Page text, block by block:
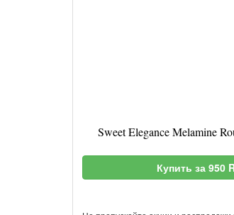
Sweet Elegance Melamine
Купить за 950